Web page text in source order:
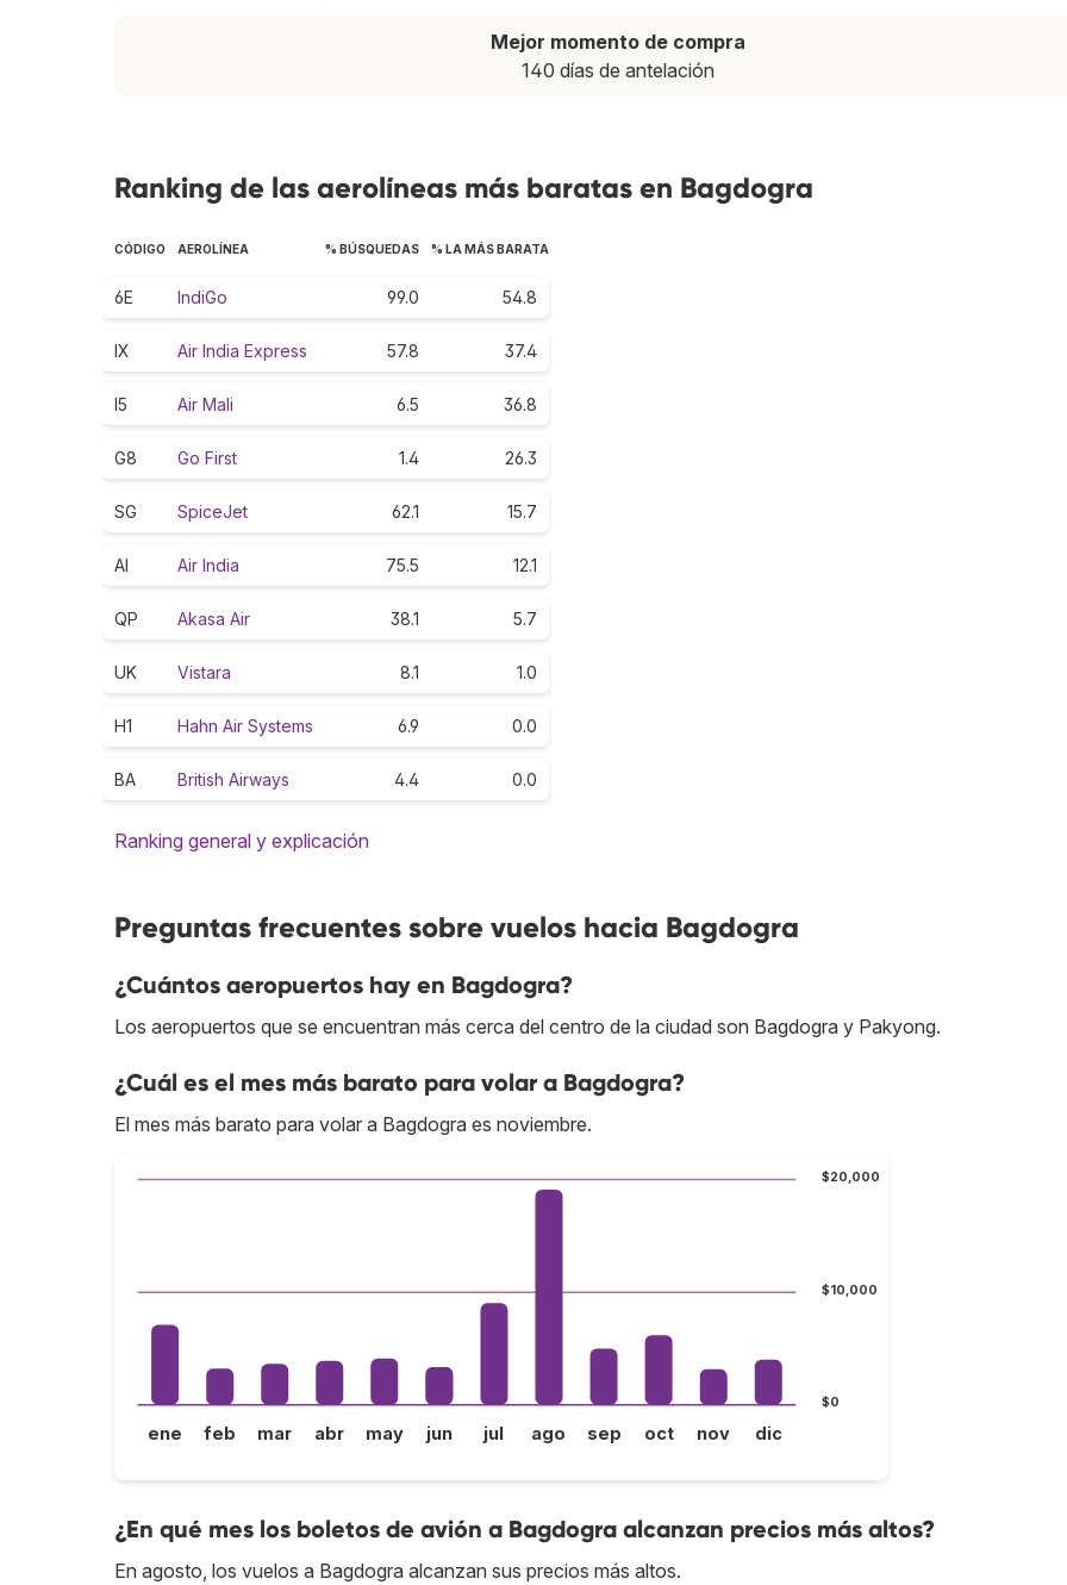
Mejor momento de compra
140 días de antelación
Ranking de las aerolíneas más baratas en Bagdogra
CÓDIGO AEROLÍNEA % BÚSQUEDAS % LA MÁS BARATA
6E IndiGo 99.0 54.8
IX Air India Express 57.8 37.4
I5 Air Mali 6.5 36.8
G8 Go First 1.4 26.3
SG SpiceJet 62.1 15.7
AI Air India 75.5 12.1
QP Akasa Air 38.1 5.7
UK Vistara 8.1 1.0
H1 Hahn Air Systems 6.9 0.0
BA British Airways 4.4 0.0
Ranking general y explicación
Preguntas frecuentes sobre vuelos hacia Bagdogra
¿Cuántos aeropuertos hay en Bagdogra?
Los aeropuertos que se encuentran más cerca del centro de la ciudad son Bagdogra y Pakyong.
¿Cuál es el mes más barato para volar a Bagdogra?
El mes más barato para volar a Bagdogra es noviembre.
$0
$10,000
$20,000
ene feb mar abr may jun jul ago sep oct nov dic
¿En qué mes los boletos de avión a Bagdogra alcanzan precios más altos?
En agosto, los vuelos a Bagdogra alcanzan sus precios más altos.